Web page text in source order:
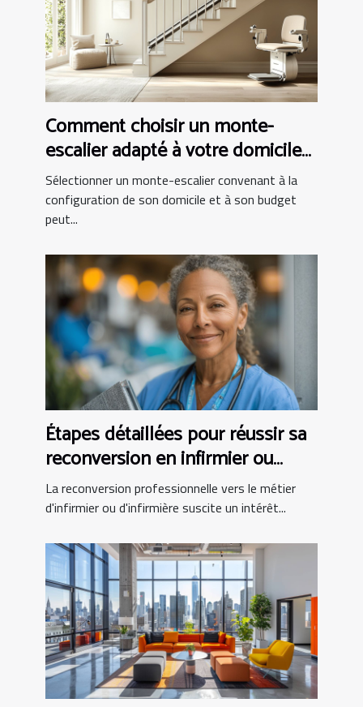
Comment choisir un monte-
escalier adapté à votre domicile
et budget
Sélectionner un monte-escalier convenant à la
configuration de son domicile et à son budget
peut...
Étapes détaillées pour réussir sa
reconversion en infirmier ou
infirmière
La reconversion professionnelle vers le métier
d'infirmier ou d'infirmière suscite un intérêt...